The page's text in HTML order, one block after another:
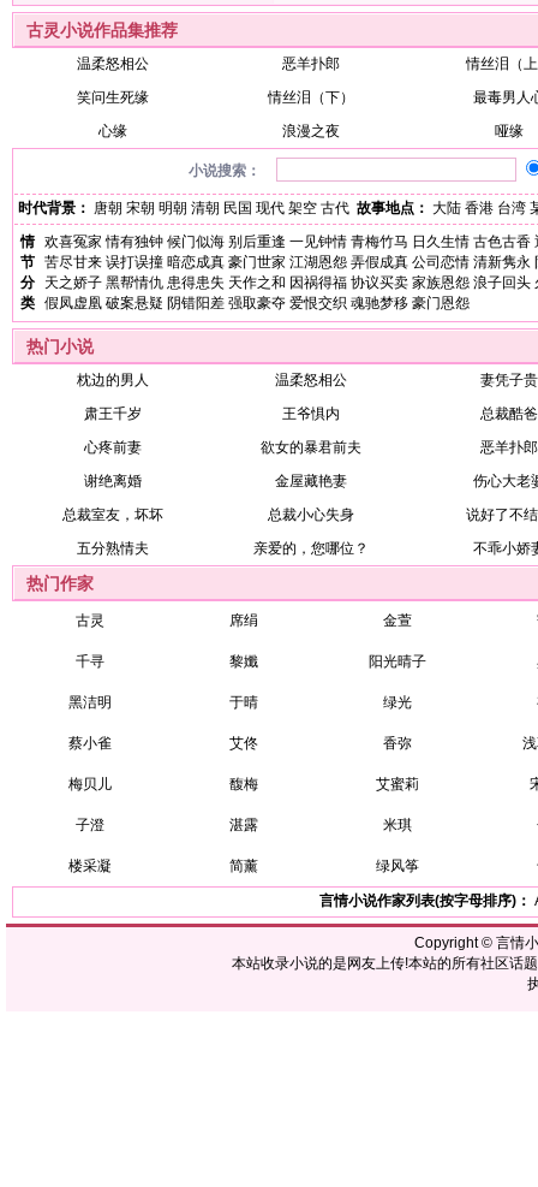
古灵小说作品集推荐
温柔怒相公 恶羊扑郎
情丝泪（
笑问生死缘
情丝泪（下）
最毒男人
心缘
浪漫之夜 哑缘
小说搜索：
时代背景： 唐朝 宋朝 明朝 清朝 民国 现代 架空 古代 故事地点： 大陆 香港 台湾
情
节
分
类
欢喜冤家 情有独钟 候门似海 别后重逢 一见钟情 青梅竹马 日久生情 古色古香
苦尽甘来 误打误撞 暗恋成真 豪门世家 江湖恩怨 弄假成真 公司恋情 清新隽永
天之娇子 黑帮情仇 患得患失 天作之和 因祸得福 协议买卖 家族恩怨 浪子回头
假凤虚凰 破案悬疑 阴错阳差 强取豪夺 爱恨交织 魂驰梦移 豪门恩怨
热门小说
枕边的男人 温柔怒相公
妻凭子贵
肃王千岁
王爷惧内
总裁酷爸
心疼前妻
欲女的暴君前夫
恶羊扑郎
谢绝离婚
金屋藏艳妻
伤心大老
总裁室友，坏坏
总裁小心失身
说好了不
五分熟情夫
亲爱的，您哪位？ 不乖小娇
热门作家
古灵 席绢 金萱
千寻 黎孅 阳光晴子
黑洁明 于晴 绿光
蔡小雀 艾佟 香弥
梅贝儿 馥梅 艾蜜莉
子澄 湛露 米琪
楼采凝 简薰 绿风筝
言情小说作家列表(按字母排序)：
Copyright © 言情
本站收录小说的是网友上传!本站的所有社区话